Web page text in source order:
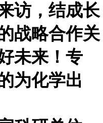
访，结成长
战略合作关
未来！专
为化学出